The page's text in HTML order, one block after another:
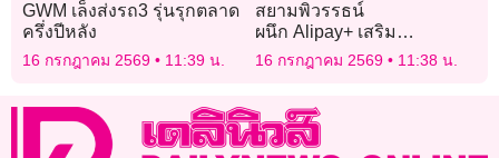
GWM เล็งส่งรถ3 รุ่นรุกตลาด
ครึ่งปีหลัง
16 กรกฎาคม 2569 11:39 น.
สยามพิวรรธน์
ผนึก Alipay+ เสริม
แกร่ง Digital Payment
Ecosystem
16 กรกฎาคม 2569 11:38 น.